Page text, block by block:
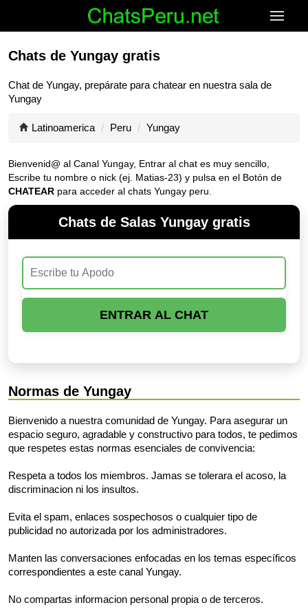
Chats de Yungay gratis
Chat de Yungay, prepárate para chatear en nuestra sala de
Yungay
Latinoamerica Peru Yungay
Bienvenid@ al Canal Yungay, Entrar al chat es muy sencillo,
Escribe tu nombre o nick (ej. Matias-23) y pulsa en el Botón de
CHATEAR para acceder al chats Yungay peru.
Chats de Salas Yungay gratis
ENTRAR AL CHAT
Normas de Yungay
Bienvenido a nuestra comunidad de Yungay. Para asegurar un
espacio seguro, agradable y constructivo para todos, te pedimos
que respetes estas normas esenciales de convivencia:
Respeta a todos los miembros. Jamas se tolerara el acoso, la
discriminacion ni los insultos.
Evita el spam, enlaces sospechosos o cualquier tipo de
publicidad no autorizada por los administradores.
Manten las conversaciones enfocadas en los temas específicos
correspondientes a este canal Yungay.
No compartas informacion personal propia o de terceros.